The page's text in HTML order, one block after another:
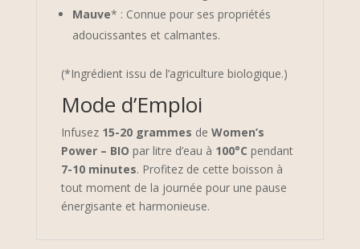
Mauve* : Connue pour ses propriétés
adoucissantes et calmantes.
(*Ingrédient issu de l’agriculture biologique.)
Mode d’Emploi
Infusez 15-20 grammes de Women’s
Power – BIO par litre d’eau à 100°C pendant
7-10 minutes. Profitez de cette boisson à
tout moment de la journée pour une pause
énergisante et harmonieuse.